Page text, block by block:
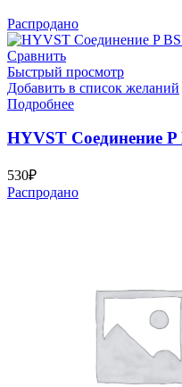
Распродано
Сравнить
Быстрый просмотр
Добавить в список желаний
Подробнее
HYVST Соединение P
530₽
Распродано